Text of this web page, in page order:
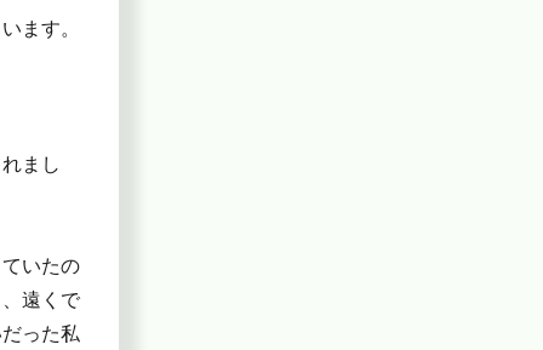
ます。
まし
いたの
遠くで
った私